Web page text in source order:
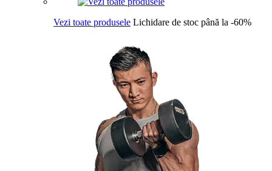
Vezi toate produsele Lichidare de stoc până la -60%